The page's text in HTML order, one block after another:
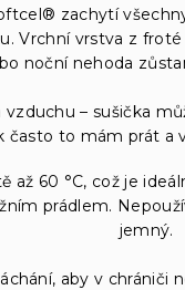
zachytí
Vrchní vrstva z
noční nehoda
vzduchu – sušička
často to mám prát a
až 60 °C, což je
prádlem.
jemný.
aby v chrániči